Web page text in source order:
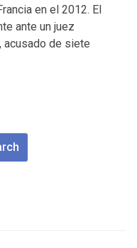
en el 2012. El
ante un juez
acusado de siete